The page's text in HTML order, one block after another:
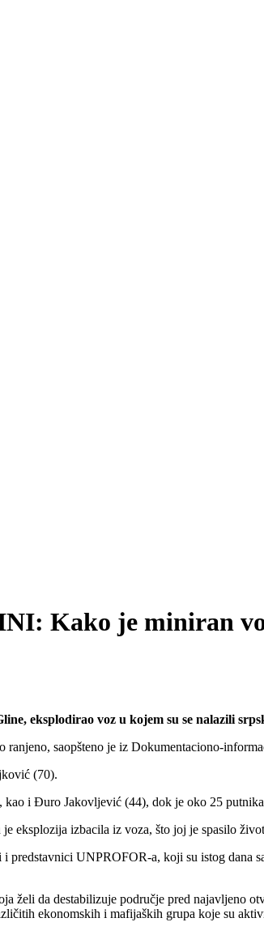
Kako je miniran
eksplodirao voz u kojem su se nalazili
saopšteno je iz Dokumentaciono-
(70).
i Đuro Jakovljević (44), dok je oko 25
eksplozija izbacila iz voza, što joj je spasilo
predstavnici UNPROFOR-a, koji su istog
želi da destabilizuje područje pred najavljeno
ekonomskih i mafijaških grupa koje su